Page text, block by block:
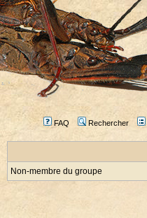
FAQ Rechercher
Non-membre du groupe